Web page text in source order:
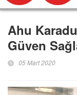
Ahu
Güven
05 Mart 2020